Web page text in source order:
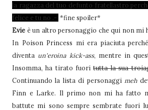
la ragazza del tuo defunto fratellastro
felice e tu no .-. *fine spoiler*
Evie è un altro personaggio che qui non mi
In Poison Princess mi era piaciuta
diventa un'eroina kick-ass, mentre in
Insomma, ha tirato fuoritutta la sua
Continuando la lista di personaggi meh
Finn e Larke. Il primo non mi ha fatto
battute mi sono sempre sembrate fuori